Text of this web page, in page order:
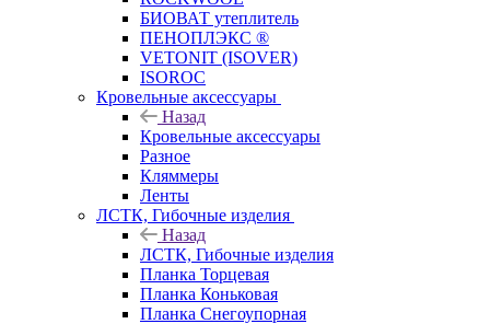
БИОВАТ утеплитель
ПЕНОПЛЭКС ®
VETONIT (ISOVER)
ISOROC
Кровельные аксессуары
Назад
Кровельные аксессуары
Разное
Кляммеры
Ленты
ЛСТК, Гибочные изделия
Назад
ЛСТК, Гибочные изделия
Планка Торцевая
Планка Коньковая
Планка Снегоупорная